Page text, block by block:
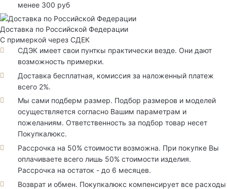
менее 300 руб
Доставка по Российской Федерации
С примеркой через СДЕК
СДЭК имеет свои пунткы практически везде. Они дают
возможность примерки.
Доставка бесплатная, комиссия за наложенный платеж
всего 2%.
Мы сами подберм размер. Подбор размеров и моделей
осуществляется согласно Вашим параметрам и
пожеланиям. Ответственность за подбор товар несет
Покупкалюкс.
Рассрочка на 50% стоимости возможна. При покупке Вы
оплачиваете всего лишь 50% стоимости изделия.
Рассрочка на остаток - до 6 месяцев.
Возврат и обмен. Покупкалюкс компенсирует все расходы